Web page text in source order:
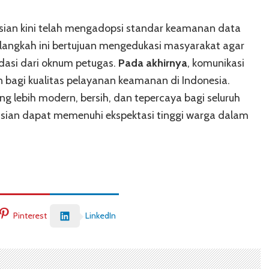
kini telah mengadopsi standar keamanan data
ini bertujuan mengedukasi masyarakat agar
dari oknum petugas. Pada akhirnya, komunikasi
kualitas pelayanan keamanan di Indonesia.
lebih modern, bersih, dan tepercaya bagi seluruh
dapat memenuhi ekspektasi tinggi warga dalam
Pinterest LinkedIn